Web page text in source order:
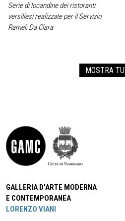
Serie di locandine dei ristoranti
versiliesi realizzate per il Servizio
Ramel: Da Clara
MOSTRA
GALLERIA D'ARTE MODERNA
E CONTEMPORANEA
LORENZO VIANI